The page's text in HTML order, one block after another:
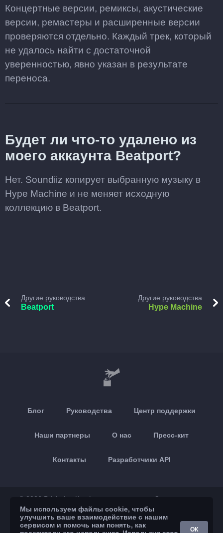
Концертные версии, ремиксы, акустические
версии, ремастеры и расширенные версии
проверяются отдельно. Каждый трек, который
не удалось найти с достаточной
уверенностью, явно указан в результате
переноса.
Будет ли что-то удалено из
моего аккаунта Beatport?
Нет. Soundiiz копирует выбранную музыку в
Hype Machine и не меняет исходную
коллекцию в Beatport.
Другие руководства
Beatport
Другие руководства
Hype Machine
Блог Руководства Центр поддержки
Наши партнеры О нас Пресс-кит
Контакты Разработчики API
© 2026 Brickoft Конфиденциальность Статус сервиса
App Store Google Play
Мы используем файлы cookie, чтобы
улучшить ваше взаимодействие с нашим
сервисом и помочь нам понять, как
ОК